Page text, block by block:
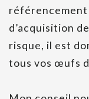
d’acquisition
risque, il est
tous vos œufs